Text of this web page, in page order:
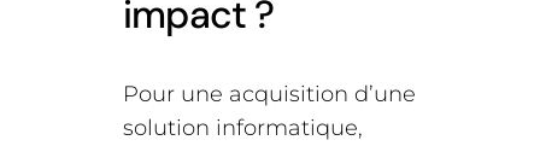
impact ?
Pour une acquisition d’une
solution informatique,